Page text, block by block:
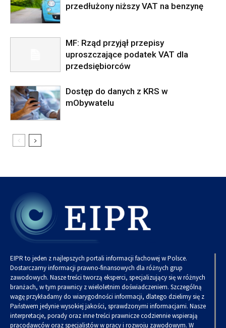
przedłużony niższy VAT na benzynę
MF: Rząd przyjął przepisy
uproszczające podatek VAT dla
przedsiębiorców
Dostęp do danych z KRS w
mObywatelu
EIPR to jeden z najlepszych portali informacji fachowej w Polsce.
Dostarczamy informacji prawno-finansowych dla różnych grup
zawodowych. Nasze treści tworzą eksperci, specjalizujący się w różnych
branżach, w tym prawnicy z wieloletnim doświadczeniem. Szczególną
wagę przykładamy do wiarygodności informacji, dlatego dzielimy się z
Państwem jedynie wysokiej jakości, sprawdzonymi informacjami. Nasze
interpretacje, porady oraz inne treści prawnicze codziennie wspierają
pracodawców oraz specjalistów w pracy i rozwoju zawodowym. W